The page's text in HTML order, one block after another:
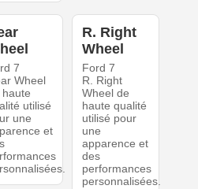
7
Wheel
utilisé
une
et
R. Right
Wheel
Ford 7
R. Right
Wheel de
haute qualité
utilisé pour
une
apparence et
des
performances
personnalisées.